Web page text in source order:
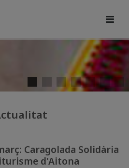
Caragolada Solidària
d'Aitona